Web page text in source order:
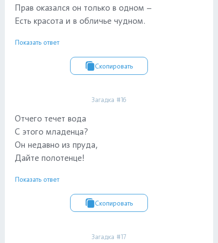
Прав оказался он только в одном –
Есть красота и в обличье чудном.
Показать ответ
Скопировать
Загадка #16
Отчего течет вода
С этого младенца?
Он недавно из пруда,
Дайте полотенце!
Показать ответ
Скопировать
Загадка #17